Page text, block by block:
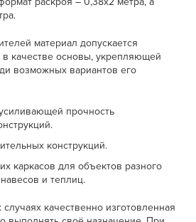
материал допускается
в качестве основы, укрепляющей
возможных вариантов его
прочность
конструкций.
каркасов для объектов разного
и теплиц.
качественно изготовленная